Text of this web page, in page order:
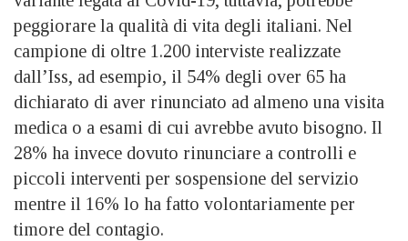
peggiorare la qualità di vita degli italiani. Nel
campione di oltre 1.200 interviste realizzate
dall’Iss, ad esempio, il 54% degli over 65 ha
dichiarato di aver rinunciato ad almeno una visita
medica o a esami di cui avrebbe avuto bisogno. Il
28% ha invece dovuto rinunciare a controlli e
piccoli interventi per sospensione del servizio
mentre il 16% lo ha fatto volontariamente per
timore del contagio.